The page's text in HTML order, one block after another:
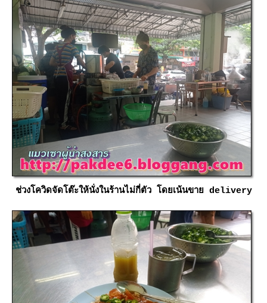
ช่วงโควิดจัดโต๊ะให้นั่งในร้านไม่กี่ตัว โดยเน้นขาย delivery